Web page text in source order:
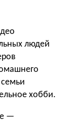
людей
хобби.
—